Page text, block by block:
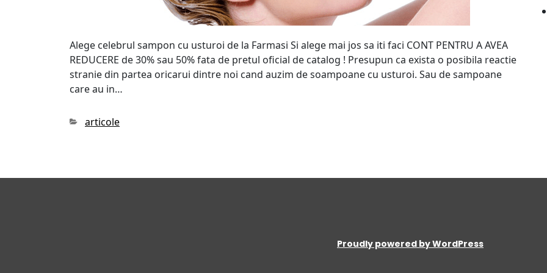
Alege celebrul sampon cu usturoi de la Farmasi Si alege mai jos sa iti faci CONT PENTRU A AVEA
REDUCERE de 30% sau 50% fata de pretul oficial de catalog ! Presupun ca exista o posibila reactie
stranie din partea oricarui dintre noi cand auzim de soampoane cu usturoi. Sau de sampoane
care au in…
Categories
articole
Proudly powered by WordPress